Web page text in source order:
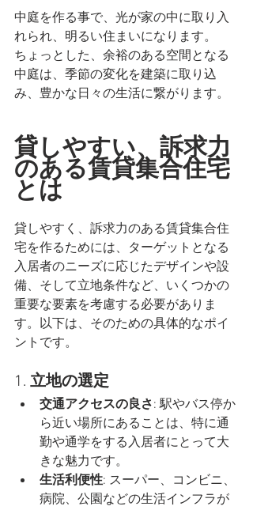
中庭を作る事で、光が家の中に取り入
れられ、明るい住まいになります。
ちょっとした、余裕のある空間となる
中庭は、季節の変化を建築に取り込
み、豊かな日々の生活に繋がります。
貸しやすい、訴求力
のある賃貸集合住宅
とは
貸しやすく、訴求力のある賃貸集合住
宅を作るためには、ターゲットとなる
入居者のニーズに応じたデザインや設
備、そして立地条件など、いくつかの
重要な要素を考慮する必要がありま
す。以下は、そのための具体的なポイ
ントです。
1. 立地の選定
交通アクセスの良さ: 駅やバス停か
ら近い場所にあることは、特に通
勤や通学をする入居者にとって大
きな魅力です。
生活利便性: スーパー、コンビニ、
病院、公園などの生活インフラが